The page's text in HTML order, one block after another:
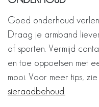
Goed onderhoud
Draag je armband
of sporten. Vermijd
en toe oppoetsen met
mooi. Voor meer tips,
sieraadbehoud